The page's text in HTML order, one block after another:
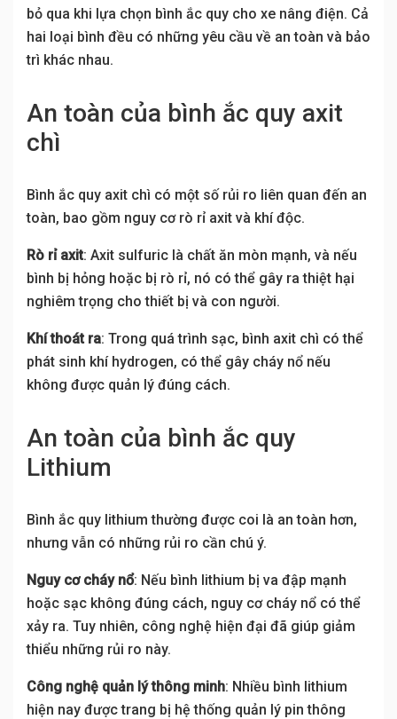
bỏ qua khi lựa chọn bình ắc quy cho xe nâng điện. Cả
hai loại bình đều có những yêu cầu về an toàn và bảo
trì khác nhau.
An toàn của bình ắc quy axit
chì
Bình ắc quy axit chì có một số rủi ro liên quan đến an
toàn, bao gồm nguy cơ rò rỉ axit và khí độc.
Rò rỉ axit: Axit sulfuric là chất ăn mòn mạnh, và nếu
bình bị hỏng hoặc bị rò rỉ, nó có thể gây ra thiệt hại
nghiêm trọng cho thiết bị và con người.
Khí thoát ra: Trong quá trình sạc, bình axit chì có thể
phát sinh khí hydrogen, có thể gây cháy nổ nếu
không được quản lý đúng cách.
An toàn của bình ắc quy
Lithium
Bình ắc quy lithium thường được coi là an toàn hơn,
nhưng vẫn có những rủi ro cần chú ý.
Nguy cơ cháy nổ: Nếu bình lithium bị va đập mạnh
hoặc sạc không đúng cách, nguy cơ cháy nổ có thể
xảy ra. Tuy nhiên, công nghệ hiện đại đã giúp giảm
thiểu những rủi ro này.
Công nghệ quản lý thông minh: Nhiều bình lithium
hiện nay được trang bị hệ thống quản lý pin thông